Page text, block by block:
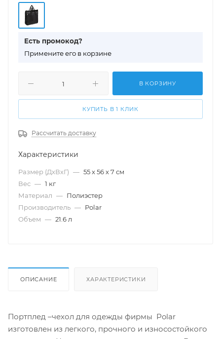
Есть промокод?
Примените его в корзине
В КОРЗИНУ
КУПИТЬ В 1 КЛИК
Рассчитать доставку
Характеристики
Размер (ДхВхГ) — 55 х 56 х 7 см
Вес — 1 кг
Материал — Полиэстер
Производитель — Polar
Объем — 21.6 л
ОПИСАНИЕ ХАРАКТЕРИСТИКИ
Портплед –чехол для одежды фирмы Polar
изготовлен из легкого, прочного и износостойкого